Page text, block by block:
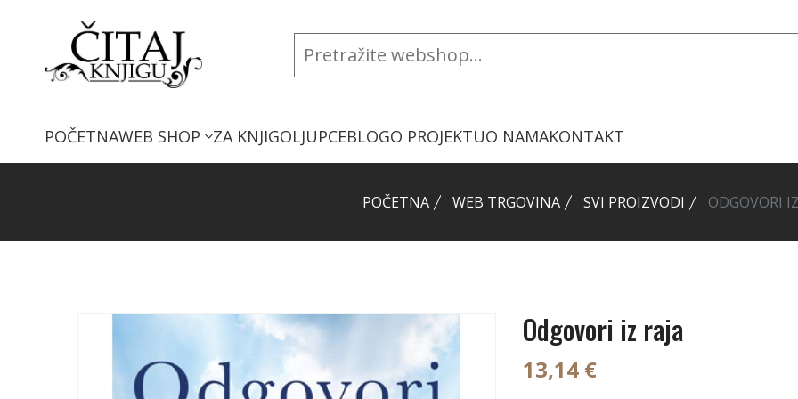
POČETNAWEB SHOP ZA KNJIGOLJUPCEBLOGO PROJEKTUO NAMAKONTAKT
POČETNA WEB TRGOVINA SVI PROIZVODI ODGOVORI
Odgovori iz raja
13,14 €